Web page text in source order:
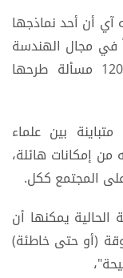
آي أن أحد نماذجها
بارزة عمرها 80 عاماً في مجال الهندسة
التوافقية، وهي واحدة من حوالي 1200 مسألة طرحها
بين علماء
من إمكانات هائلة،
المجتمع ككل.
الحالية يمكنها أن
(أو حتى خاطئة)